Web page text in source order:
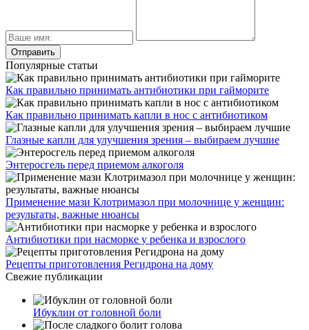
Популярные статьи
Как правильно принимать антибиотики при гайморите
Как правильно принимать капли в нос с антибиотиком
Глазные капли для улучшения зрения – выбираем лучшие
Энтеросгель перед приемом алкоголя
Применение мази Клотримазол при молочнице у женщин:
результаты, важные нюансы
Антибиотики при насморке у ребенка и взрослого
Рецепты приготовления Регидрона на дому
Свежие публикации
Ибуклин от головной боли